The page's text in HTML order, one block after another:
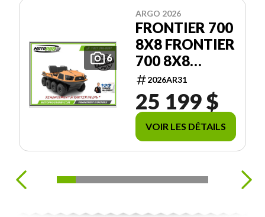
6
ARGO 2026
FRONTIER 700
8X8 FRONTIER
700 8X8
FINANCEMENT
0%
DISPONIBLE
2026AR31
25 199 $
VOIR LES DÉTAILS